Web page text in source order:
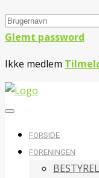
Glemt password
Ikke medlem
FORSIDE
FORENINGEN